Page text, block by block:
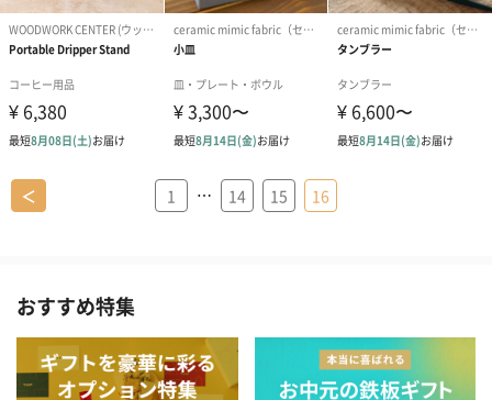
＜ 1 … 14 15 16
おすすめ特集